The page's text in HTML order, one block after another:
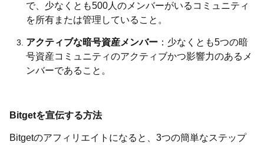
で、少なくとも500人のメンバーがいるコミュニティ
を所有または管理していること。
アクティブな暗号資産メンバー ：少なくとも5つの暗
号資産コミュニティのアクティブかつ影響力のあるメ
ンバーであること。
Bitgetを宣伝する方法
Bitgetのアフィリエイトになると、3つの簡単なステップ